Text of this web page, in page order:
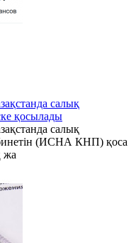
салық
қосылады
салық
(ИСНА КНП) қоса
жа